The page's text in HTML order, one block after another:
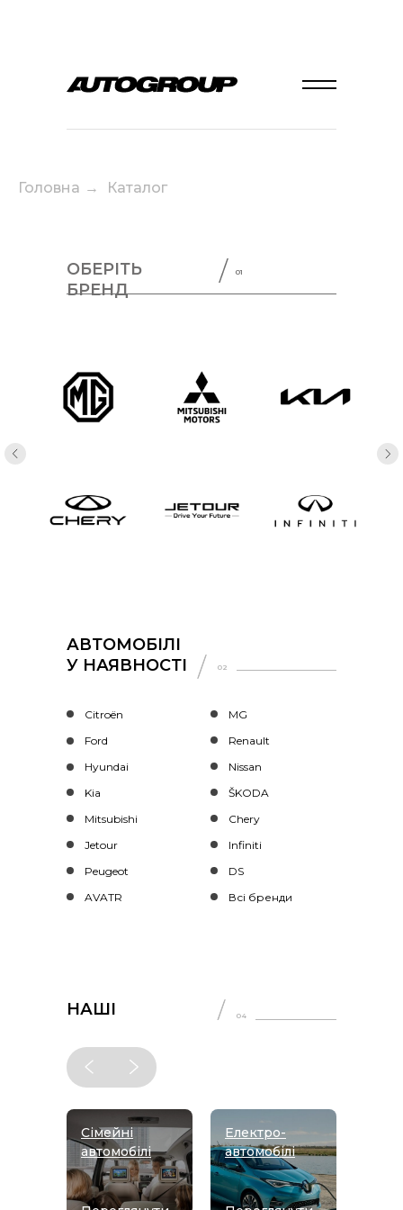
Головна → Каталог
ОБЕРІТЬ
БРЕНД
01
АВТОМОБІЛІ
У НАЯВНОСТІ
02
MG
Chery
ŠKODA
Renault
Infiniti
Nissan
Mitsubishi
Kia
Hyundai
Ford
Citroën
Jetour
Peugeot
DS
Всі бренди
AVATR
НАШІ
04
Сімейні
автомобілі
Електро-
автомобілі